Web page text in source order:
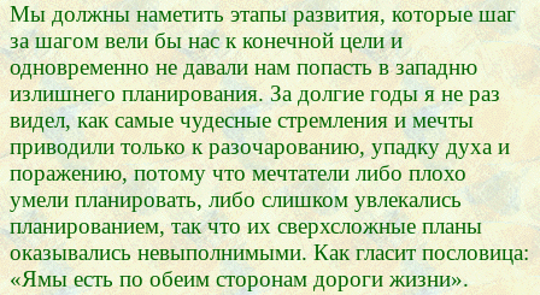
Мы должны наметить этапы развития, которые шаг
за шагом вели бы нас к конечной цели и
одновременно не давали нам попасть в западню
излишнего планирования. За долгие годы я не раз
видел, как самые чудесные стремления и мечты
приводили только к разочарованию, упадку духа и
поражению, потому что мечтатели либо плохо
умели планировать, либо слишком увлекались
планированием, так что их сверхсложные планы
оказывались невыполнимыми. Как гласит пословица:
«Ямы есть по обеим сторонам дороги жизни».